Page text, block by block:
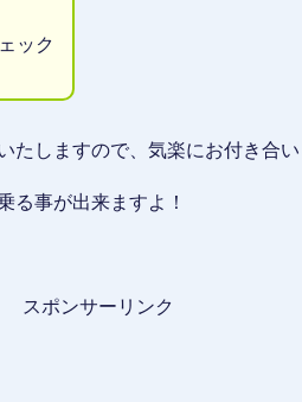
ック
しますので、気楽にお付き合い
る事が出来ますよ！
スポンサーリンク